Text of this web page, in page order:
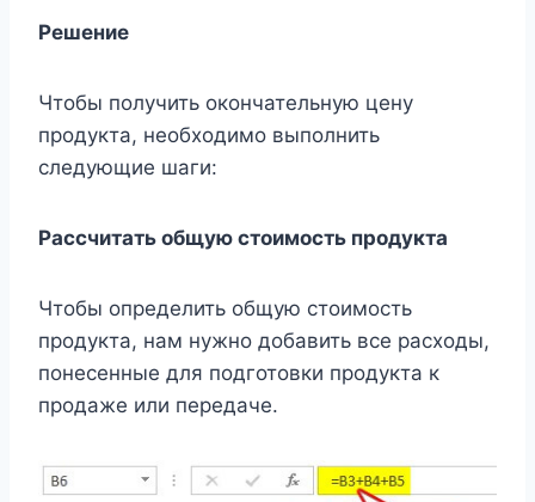
Решение
Чтобы получить окончательную цену
продукта, необходимо выполнить
следующие шаги:
Рассчитать общую стоимость продукта
Чтобы определить общую стоимость
продукта, нам нужно добавить все расходы,
понесенные для подготовки продукта к
продаже или передаче.